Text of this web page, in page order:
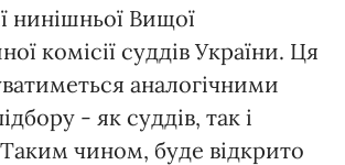
нинішньої Вищої
комісії суддів України. Ця
аналогічними
- як суддів, так і
чином, буде відкрито